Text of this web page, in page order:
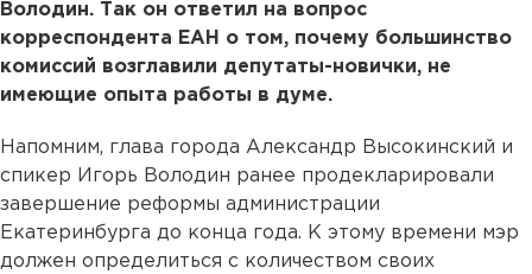
Володин. Так он ответил на вопрос
корреспондента ЕАН о том, почему большинство
комиссий возглавили депутаты-новички, не
имеющие опыта работы в думе.
Напомним, глава города Александр Высокинский и
спикер Игорь Володин ранее продекларировали
завершение реформы администрации
Екатеринбурга до конца года. К этому времени мэр
должен определиться с количеством своих